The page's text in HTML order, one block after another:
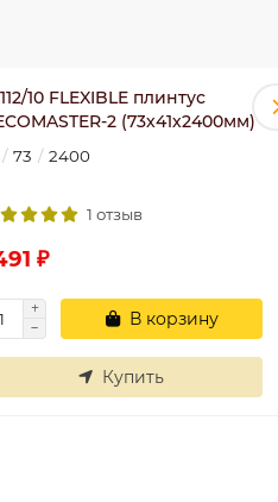
10 FLEXIBLE плинтус
2 (73х41х2400мм)
73 2400
1 отзыв
₽
В корзину
Купить